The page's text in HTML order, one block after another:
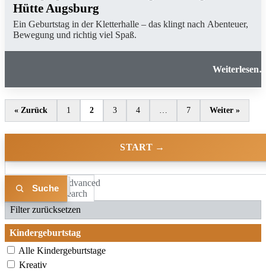
Hütte Augsburg
Ein Geburtstag in der Kletterhalle – das klingt nach Abenteuer,
Bewegung und richtig viel Spaß.
« Zurück 1 2 3 4 … 7 Weiter »
START →
Advanced
Search
Liste Karte
Filter zurücksetzen
Kindergeburtstag
Alle Kindergeburtstage
Kreativ